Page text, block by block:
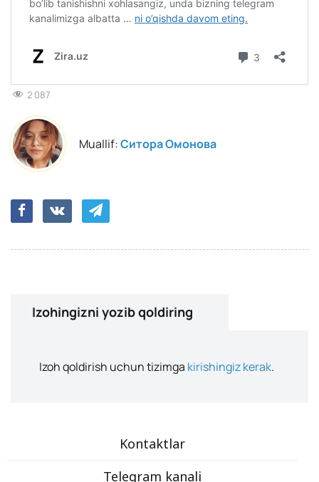
2 087
Muallif:Ситора Омонова
Izohingizni yozib qoldiring
Izoh qoldirish uchun tizimga kirishingiz kerak.
Kontaktlar
Telegram kanali